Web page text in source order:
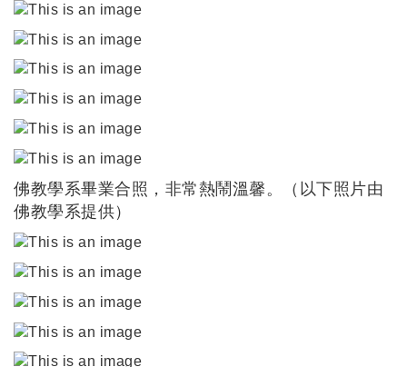
佛教學系畢業合照，非常熱鬧溫馨。（以下照片由
佛教學系提供）